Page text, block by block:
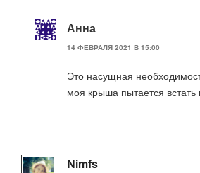
Анна
14 ФЕВРАЛЯ 2021 В 15:00
Это насущная
моя крыша пытается встать
Nimfs